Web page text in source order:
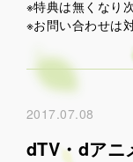
※特典は無くなり
※お問い合わせは
2017.07.08
dTV・dアニ